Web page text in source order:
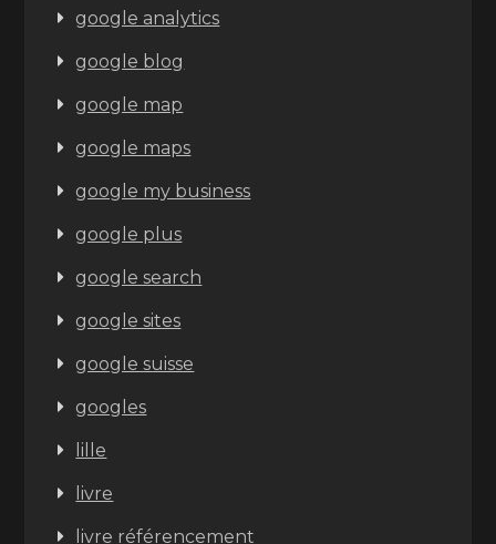
google analytics
google blog
google map
google maps
google my business
google plus
google search
google sites
google suisse
googles
lille
livre
livre référencement